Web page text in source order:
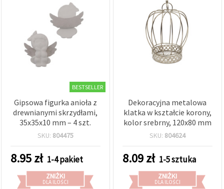
BESTSELLER
Gipsowa figurka anioła z
drewnianymi skrzydłami,
35x35x10 mm – 4 szt.
SKU: 804475
8.95zł 1-4 pakiet
ZNIŻKI
DLA ILOŚCI
Dekoracyjna metalowa
klatka w kształcie korony,
kolor srebrny, 120x80 mm
SKU: 804624
8.09zł 1-5 sztuka
ZNIŻKI
DLA ILOŚCI